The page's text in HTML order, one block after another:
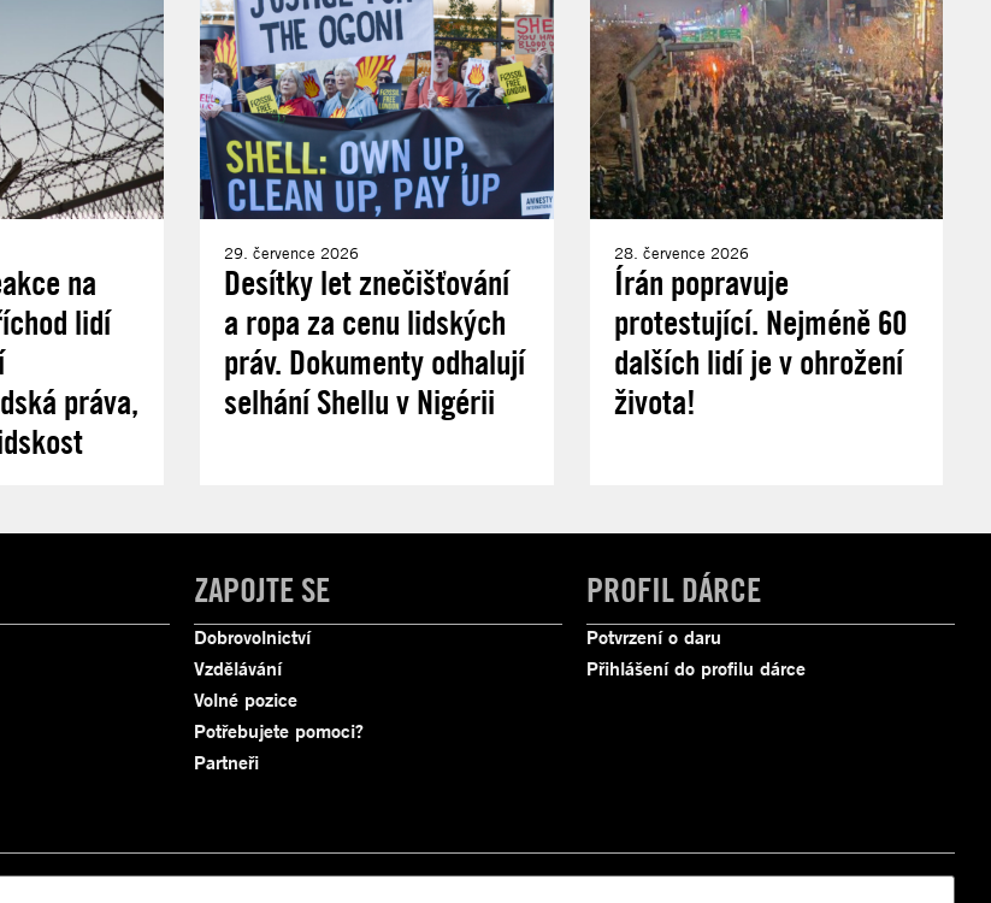
na
lidí
práva,
29. července 2026
Desítky let znečišťování
a ropa za cenu lidských
práv. Dokumenty odhalují
selhání Shellu v Nigérii
28. července 2026
Írán popravuje
protestující. Nejméně 60
dalších lidí je v ohrožení
života!
ZAPOJTE SE
Dobrovolnictví
Vzdělávání
Volné pozice
Potřebujete pomoci?
Partneři
PROFIL DÁRCE
Potvrzení o daru
Přihlášení do profilu dárce